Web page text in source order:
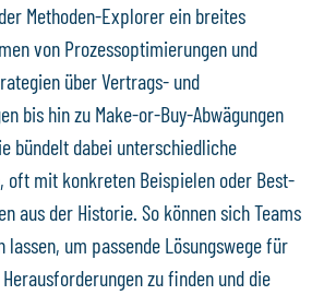
Methoden-Explorer ein breites
von Prozessoptimierungen und
über Vertrags- und
bis hin zu Make-or-Buy-Abwägungen
bündelt dabei unterschiedliche
oft mit konkreten Beispielen oder Best-
aus der Historie. So können sich Teams
um passende Lösungswege für
zu finden und die